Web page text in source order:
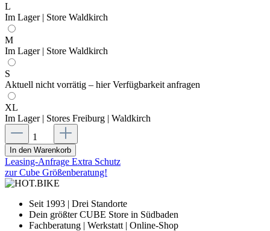
L
Im Lager | Store Waldkirch
M
Im Lager | Store Waldkirch
S
Aktuell nicht vorrätig – hier Verfügbarkeit anfragen
XL
Im Lager | Stores Freiburg | Waldkirch
In den Warenkorb
Leasing-Anfrage Extra Schutz
zur Cube Größenberatung!
Seit 1993 | Drei Standorte
Dein größter CUBE Store in Südbaden
Fachberatung | Werkstatt | Online-Shop